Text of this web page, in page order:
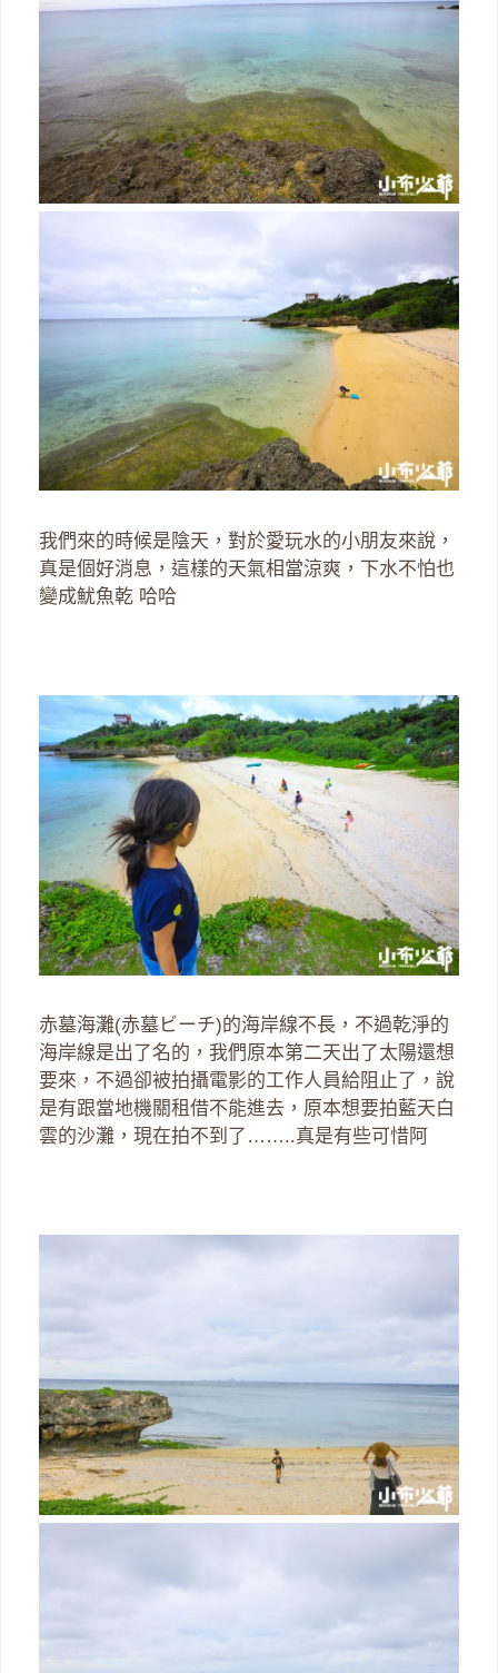
我們來的時候是陰天，對於愛玩水的小朋友來說，
真是個好消息，這樣的天氣相當涼爽，下水不怕也
變成魷魚乾 哈哈
赤墓海灘(赤墓ビーチ)的海岸線不長，不過乾淨的
海岸線是出了名的，我們原本第二天出了太陽還想
要來，不過卻被拍攝電影的工作人員給阻止了，說
是有跟當地機關租借不能進去，原本想要拍藍天白
雲的沙灘，現在拍不到了……..真是有些可惜阿